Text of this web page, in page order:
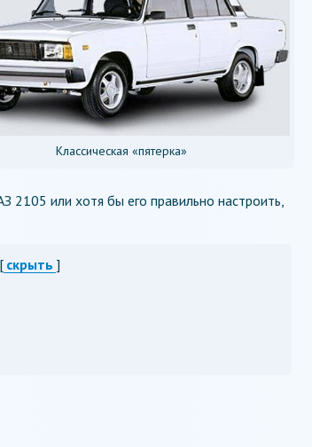
Классическая «пятерка»
или хотя бы его правильно настроить,
[ скрыть ]